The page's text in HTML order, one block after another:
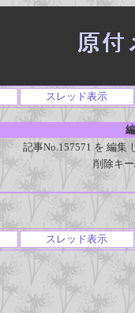
スレッド表示
記事No.157571 を 編集
削除キ
スレッド表示